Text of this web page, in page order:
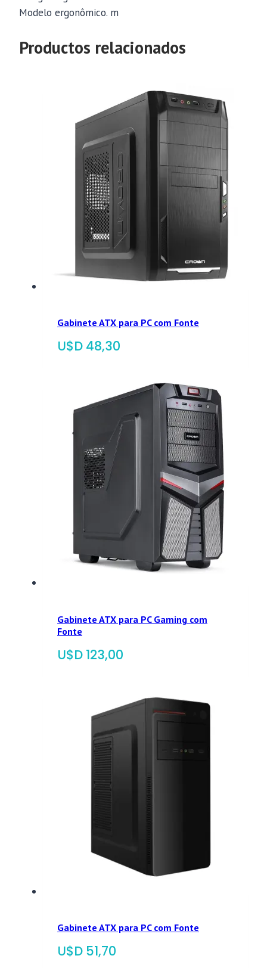
Modelo ergonômico. m
Productos relacionados
Gabinete ATX para PC com Fonte
$ 48,30
Gabinete ATX para PC Gaming com
Fonte
$ 123,00
Gabinete ATX para PC com Fonte
$ 51,70